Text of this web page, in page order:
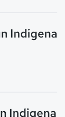
Indigena
Indigena